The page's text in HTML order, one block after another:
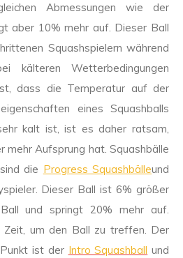
Abmessungen wie der
aber 10% mehr auf. Dieser Ball
Squashspielern während
kälteren Wetterbedingungen
dass die Temperatur auf der
eines Squashballs
kalt ist, ist es daher ratsam,
mehr Aufsprung hat. Squashbälle
die Progress Squashbälleund
Dieser Ball ist 6% größer
und springt 20% mehr auf.
Zeit, um den Ball zu treffen. Der
ist der Intro Squashball und